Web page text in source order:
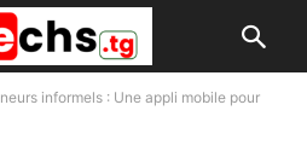
informels : Une appli mobile pour